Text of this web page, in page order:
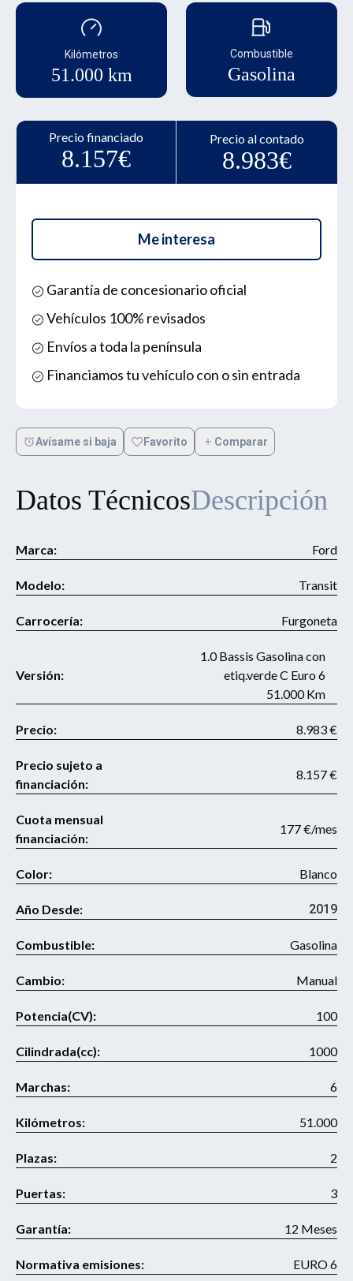
Kilómetros
51.000 km
Combustible
Gasolina
Precio financiado
8.157€
Precio al contado
8.983€
Me interesa
Garantía de concesionario oficial
Vehículos 100% revisados
Envíos a toda la península
Financiamos tu vehículo con o sin entrada
Avísame si baja Favorito Comparar
Datos TécnicosDescripción
Marca: Ford
Modelo: Transit
Carrocería: Furgoneta
Versión:
1.0 Bassis Gasolina con
etiq.verde C Euro 6
51.000 Km
Precio: 8.983 €
Precio sujeto a
financiación:
8.157 €
Cuota mensual
financiación:
177 €/mes
Color: Blanco
Año Desde: 2019
Combustible: Gasolina
Cambio: Manual
Potencia(CV): 100
Cilindrada(cc): 1000
Marchas: 6
Kilómetros: 51.000
Plazas: 2
Puertas: 3
Garantía: 12 Meses
Normativa emisiones: EURO 6